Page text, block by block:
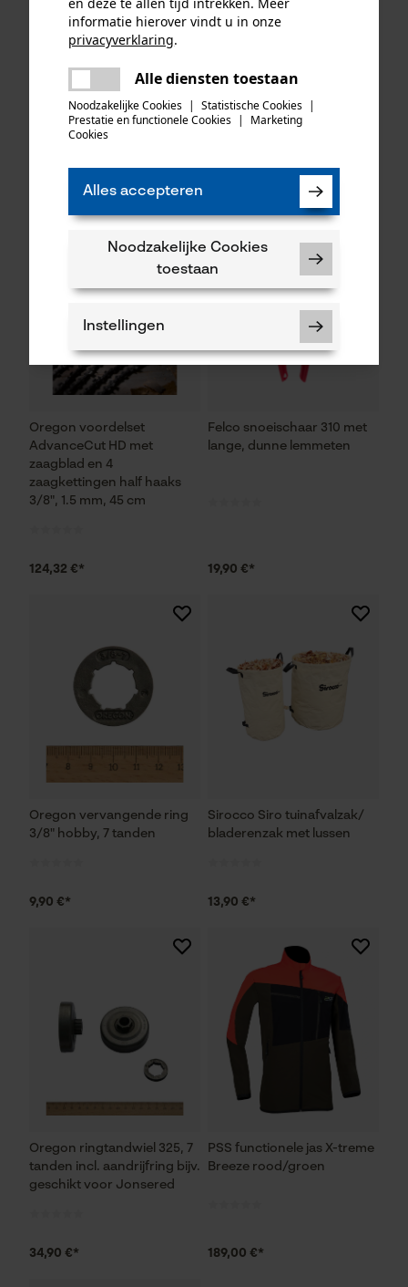
KOX zaagkettingen half
haaks 325", 1.6 mm, 74
aandrijfschakels, 3 stuks
Oregon ringtandwiel 325, 7
geschikt voor Husqvarna
Oregon voordelset
AdvanceCut HD met
zaagblad en 4
zaagkettingen half haaks
3/8", 1.5 mm, 45 cm
124,32 €*
Felco snoeischaar 310 met
lange, dunne lemmeten
19,90 €*
Oregon vervangende ring
3/8" hobby, 7 tanden
9,90 €*
Sirocco Siro tuinafvalzak/
bladerenzak met lussen
13,90 €*
Oregon ringtandwiel 325, 7
tanden incl. aandrijfring bijv.
geschikt voor Jonsered
34,90 €*
PSS functionele jas X-treme
Breeze rood/groen
189,00 €*
informatie hierover vindt u in onze
privacyverklaring.
Alle diensten toestaan
Noodzakelijke Cookies | Statistische Cookies |
Prestatie en functionele Cookies |
Marketing
Cookies
Alles accepteren
Noodzakelijke Cookies
toestaan
Instellingen
Noodzakelijke Cookies
Controleer instelling van cookies
Econda Tag Manager
Statistische Cookies
Mouseflow Web Analytics Tool
Fact-Finder Tracking
Loop54 Personalization
Gepersonaliseerde homepage
Opgeslagen winkelwagen
Persoonlijke begroeting
Geo-IP en gebruikersdetectie
Google Maps
Er is een fout opgetreden. Gelieve
het opnieuw te proberen.
delen
mail